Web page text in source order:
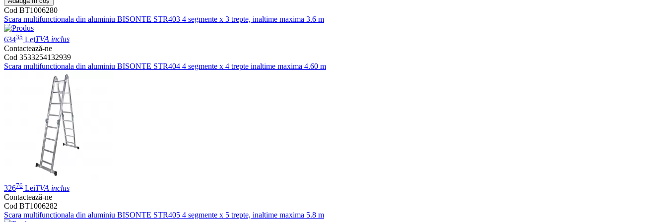
Cod BT1006280
Scara multifunctionala din aluminiu BISONTE STR403 4 segmente x 3 trepte, inaltime maxima 3.6 m
63435 LeiTVA inclus
Contactează-ne
Cod 3533254132939
Scara multifunctionala din aluminiu BISONTE STR404 4 segmente x 4 trepte inaltime maxima 4.60 m
32676 LeiTVA inclus
Contactează-ne
Cod BT1006282
Scara multifunctionala din aluminiu BISONTE STR405 4 segmente x 5 trepte, inaltime maxima 5.8 m